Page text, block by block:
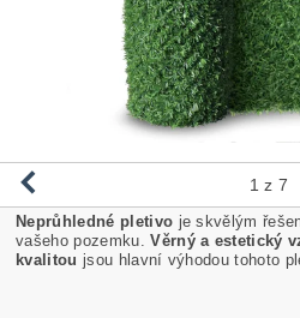
1 z 7
Neprůhledné pletivo je skvělým
vašeho pozemku.Věrný a estetický
kvalitou jsou hlavní výhodou tohoto